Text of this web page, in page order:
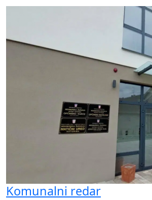
Komunalni redar